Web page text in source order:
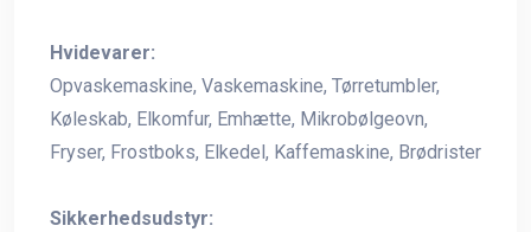
Hvidevarer:
Opvaskemaskine, Vaskemaskine, Tørretumbler,
Køleskab, Elkomfur, Emhætte, Mikrobølgeovn,
Fryser, Frostboks, Elkedel, Kaffemaskine, Brødrister
Sikkerhedsudstyr: